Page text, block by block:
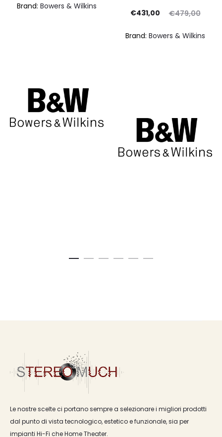
Brand: Bowers & Wilkins
€479,00
Il
€431,00
Brand: Bowers & Wilkins
Le nostre scelte ci portano sempre a selezionare i migliori prodotti
dal punto di vista tecnologico, estetico e funzionale, sia per
impianti Hi-Fi che Home Theater.